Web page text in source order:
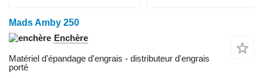
Mads Amby 250
Enchère
Matériel d'épandage d'engrais - distributeur d'engrais
porté